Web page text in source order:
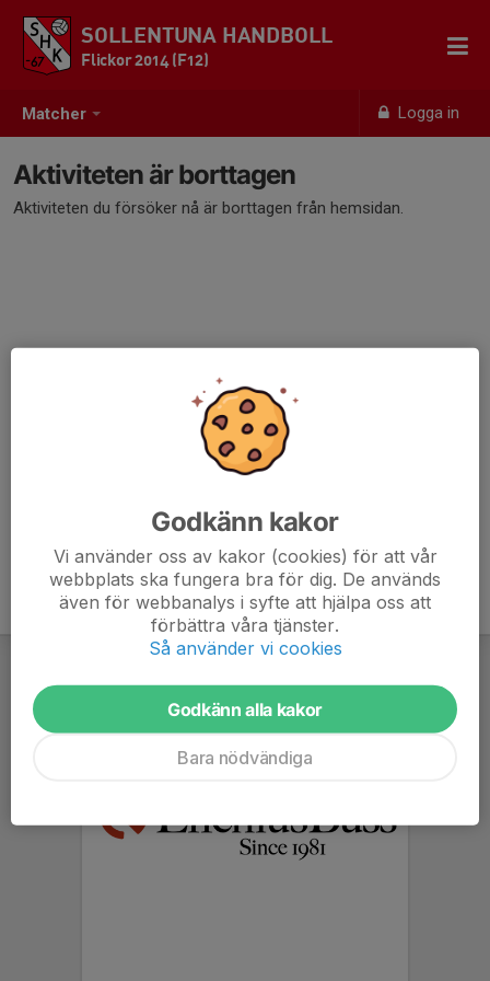
Matcher Logga in
SOLLENTUNA HANDBOLL
Flickor 2014 (F12)
Aktiviteten är borttagen
Aktiviteten du försöker nå är borttagen från hemsidan.
Godkänn kakor
Vi använder oss av kakor (cookies) för att vår
webbplats ska fungera bra för dig. De används
även för webbanalys i syfte att hjälpa oss att
förbättra våra tjänster.
Så använder vi cookies
Godkänn alla kakor
Bara nödvändiga